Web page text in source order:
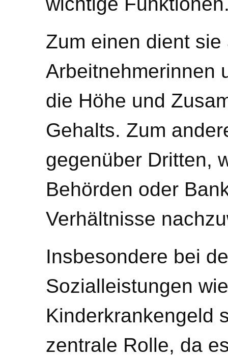
Zum einen dient
Arbeitnehmerinnen
die Höhe und
Gehalts. Zum
gegenüber Dritten,
Behörden oder
Verhältnisse
Insbesondere bei
Sozialleistungen
Kinderkrankengeld
zentrale Rolle, da